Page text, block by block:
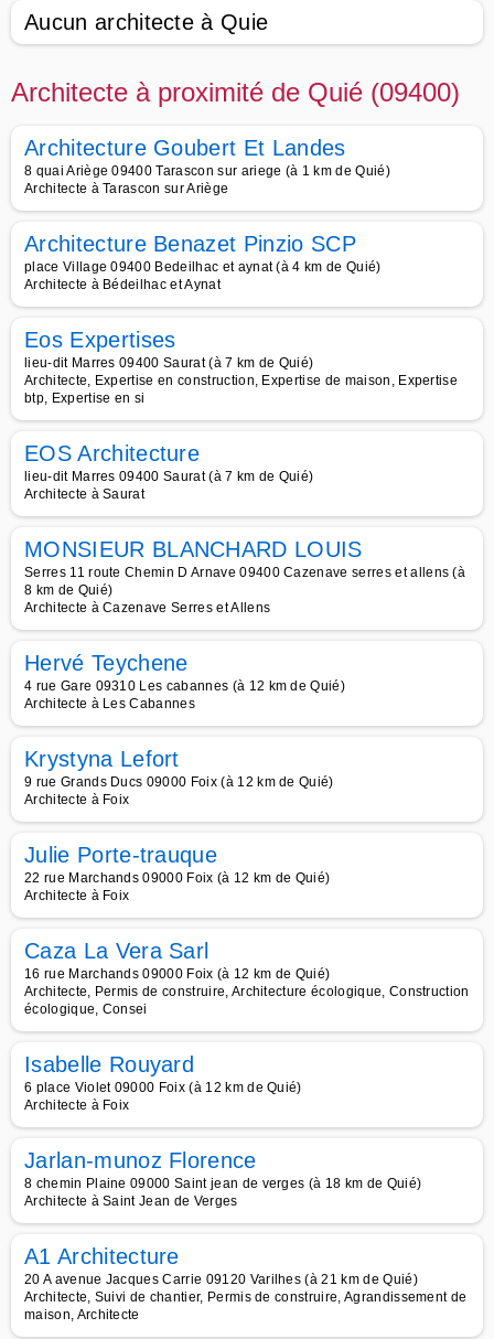
Aucun architecte à Quie
Architecte à proximité de Quié (09400)
Architecture Goubert Et Landes
8 quai Ariège 09400 Tarascon sur ariege (à 1 km de Quié)
Architecte à Tarascon sur Ariège
Architecture Benazet Pinzio SCP
place Village 09400 Bedeilhac et aynat (à 4 km de Quié)
Architecte à Bédeilhac et Aynat
Eos Expertises
lieu-dit Marres 09400 Saurat (à 7 km de Quié)
Architecte, Expertise en construction, Expertise de maison, Expertise
btp, Expertise en si
EOS Architecture
lieu-dit Marres 09400 Saurat (à 7 km de Quié)
Architecte à Saurat
MONSIEUR BLANCHARD LOUIS
Serres 11 route Chemin D Arnave 09400 Cazenave serres et allens (à
8 km de Quié)
Architecte à Cazenave Serres et Allens
Hervé Teychene
4 rue Gare 09310 Les cabannes (à 12 km de Quié)
Architecte à Les Cabannes
Krystyna Lefort
9 rue Grands Ducs 09000 Foix (à 12 km de Quié)
Architecte à Foix
Julie Porte-trauque
22 rue Marchands 09000 Foix (à 12 km de Quié)
Architecte à Foix
Caza La Vera Sarl
16 rue Marchands 09000 Foix (à 12 km de Quié)
Architecte, Permis de construire, Architecture écologique, Construction
écologique, Consei
Isabelle Rouyard
6 place Violet 09000 Foix (à 12 km de Quié)
Architecte à Foix
Jarlan-munoz Florence
8 chemin Plaine 09000 Saint jean de verges (à 18 km de Quié)
Architecte à Saint Jean de Verges
A1 Architecture
20 A avenue Jacques Carrie 09120 Varilhes (à 21 km de Quié)
Architecte, Suivi de chantier, Permis de construire, Agrandissement de
maison, Architecte